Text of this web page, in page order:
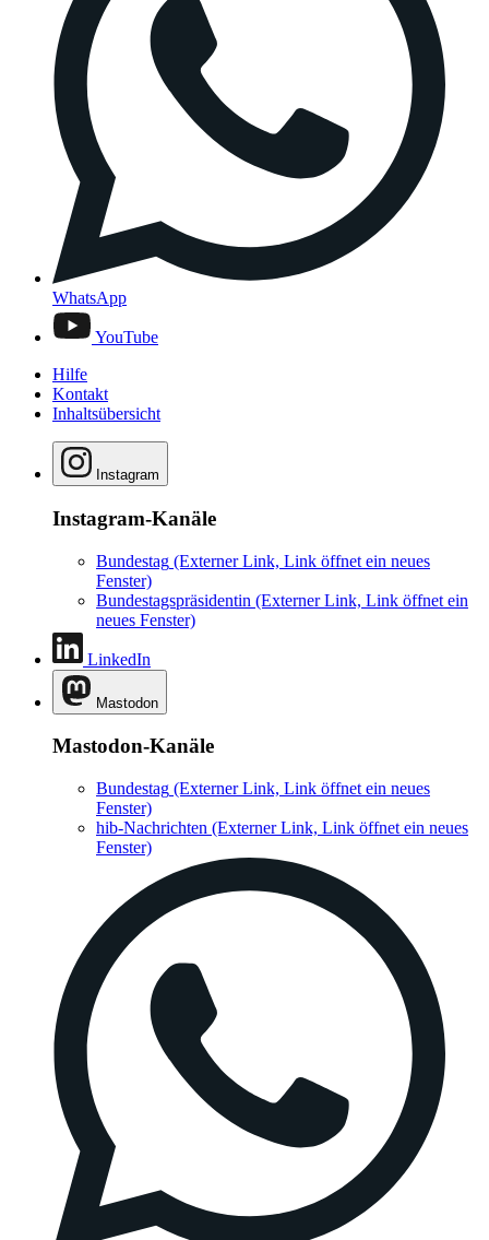
WhatsApp
YouTube
Hilfe
Kontakt
Inhaltsübersicht
Instagram
Instagram-Kanäle
Bundestag (Externer Link, Link öffnet ein neues
Fenster)
Bundestagspräsidentin (Externer Link, Link öffnet ein
neues Fenster)
LinkedIn
Mastodon
Mastodon-Kanäle
Bundestag (Externer Link, Link öffnet ein neues
Fenster)
hib-Nachrichten (Externer Link, Link öffnet ein neues
Fenster)